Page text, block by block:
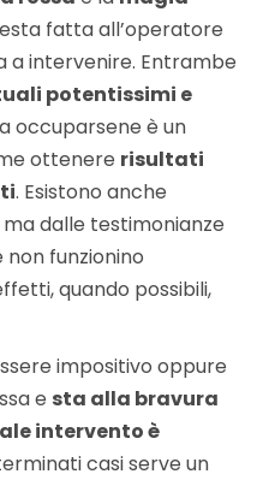
fatta all’operatore
a intervenire. Entrambe
potentissimi e
occuparsene è un
ottenere risultati
. Esistono anche
dalle testimonianze
funzionino
quando possibili,
impositivo oppure
e sta alla bravura
intervento è
casi serve un